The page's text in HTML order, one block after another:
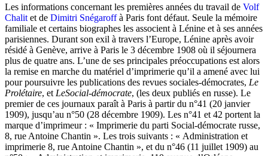
Les informations concernant les premières années du travail de Volf
Chalit et de Dimitri Snégaroffà Paris font défaut. Seule la mémoire
familiale et certains biographes les associent à Lénine et à ses années
parisiennes. Durant son exil à travers l’Europe, Lénine après avoir
résidé à Genève, arrive à Paris le 3 décembre 1908 où il séjournera
plus de quatre ans. L’une de ses principales préoccupations est alors
la remise en marche du matériel d’imprimerie qu’il a amené avec lui
pour poursuivre les publications des revues sociales-démocrates, Le
Prolétaire, et LeSocial-démocrate, (les deux publiés en russe). Le
premier de ces journaux paraît à Paris à partir du n°41 (20 janvier
1909), jusqu’au n°50 (28 décembre 1909). Les n°41 et 42 portent la
marque d’imprimeur : « Imprimerie du parti Social-démocrate russe,
8, rue Antoine Chantin ». Les trois suivants : « Administration et
imprimerie 8, rue Antoine Chantin », et du n°46 (11 juillet 1909) au